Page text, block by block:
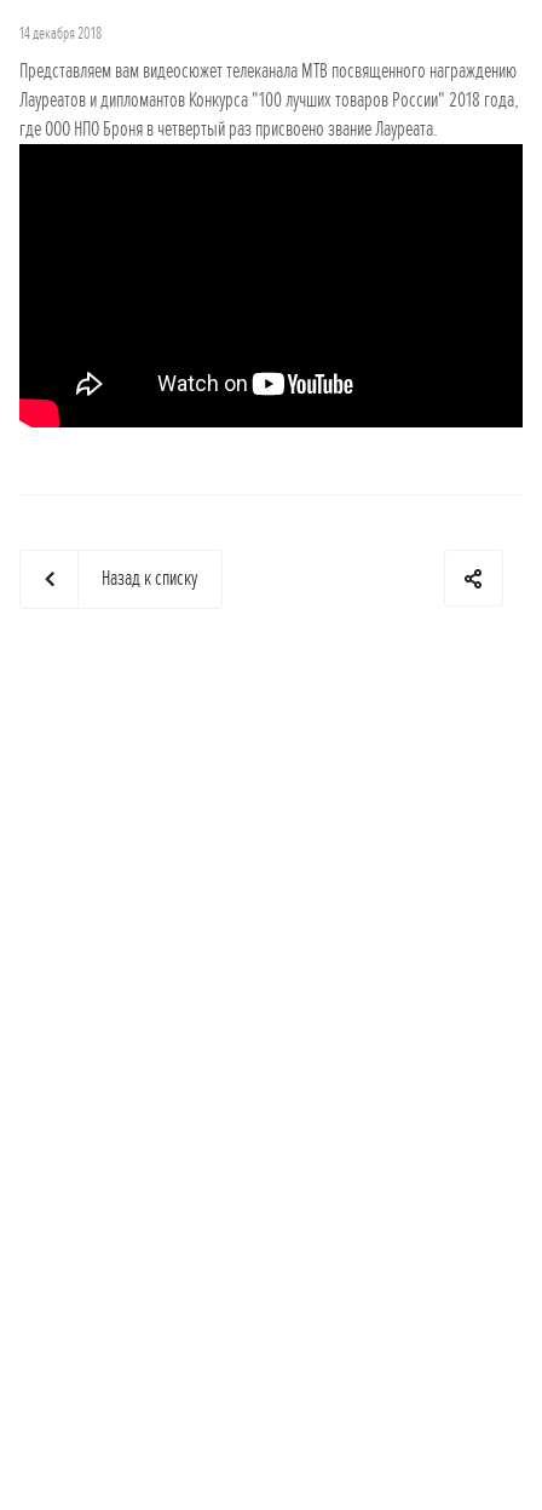
14 декабря 2018
Представляем вам видеосюжет телеканала МТВ посвященного награждению
Лауреатов и дипломантов Конкурса "100 лучших товаров России" 2018 года,
где ООО НПО Броня в четвертый раз присвоено звание Лауреата.
Назад к списку